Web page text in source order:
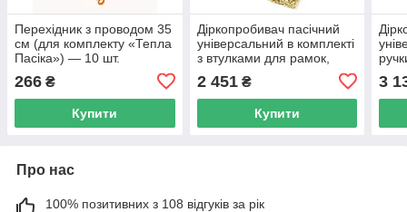
Перехідник з проводом 35
см (для комплекту «Тепла
Пасіка») — 10 шт.
266 ₴
Купити
Діркопробивач пасічний
універсальний в комплекті
з втулками для рамок,
2 451₴
Купити
3
Про нас
100% позитивних з 108 відгуків за рік